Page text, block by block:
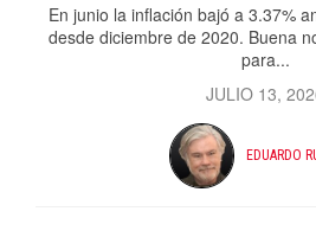
En junio la inflación bajó a 3.37%
desde diciembre de 2020. Buena
para...
JULIO 13,
EDUARDO